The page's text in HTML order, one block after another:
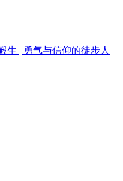
生 | 勇气与信仰的徒步人